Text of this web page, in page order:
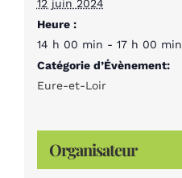
12 juin 2024
Heure :
14 h 00 min - 17 h 00 min
Catégorie d’Évènement:
Eure-et-Loir
Organisateur